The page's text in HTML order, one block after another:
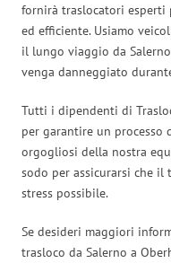
fornirà traslocatori
ed efficiente. Usiamo
il lungo viaggio da
venga danneggiato
Tutti i dipendenti di
per garantire un processo
orgogliosi della nostra
sodo per assicurarsi che il
stress possibile.
Se desideri maggiori
trasloco da Salerno a